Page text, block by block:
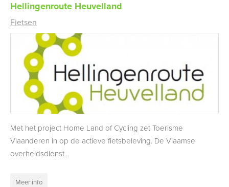
Hellingenroute Heuvelland
Fietsen
Met het project Home Land of Cycling zet Toerisme
Vlaanderen in op de actieve fietsbeleving. De Vlaamse
overheidsdienst...
Meer info